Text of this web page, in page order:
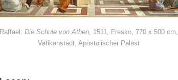
Raf­fa­el: Die Schu­le von Athen, 1511, Fres­ko, 770 x 500 cm,
Vati­kan­stadt, Apos­to­li­scher Palast